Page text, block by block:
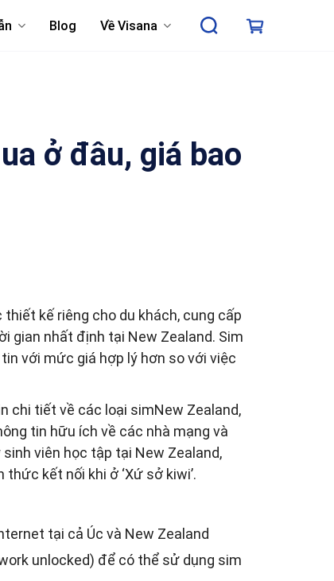
Blog Về Visana
ở đâu, giá bao
kế riêng cho du khách, cung cấp
gian nhất định tại New Zealand. Sim
với mức giá hợp lý hơn so với việc
chi tiết về các loại simNew Zealand,
tin hữu ích về các nhà mạng và
viên học tập tại New Zealand,
kết nối khi ở ‘Xứ sở kiwi’.
tại cả Úc và New Zealand
unlocked) để có thể sử dụng sim